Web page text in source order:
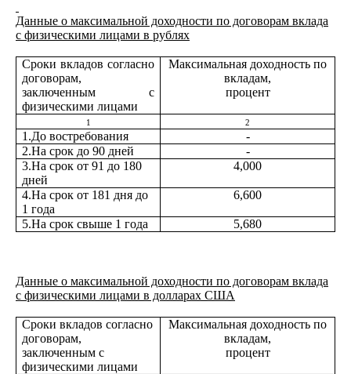
Данные о максимальной доходности по договорам вклада
с физическими лицами в рублях
Сроки вкладов согласно
договорам,
заключенным с
физическими лицами
Максимальная доходность по
вкладам,
процент
1 2
1.До востребования
-
2.На срок до 90 дней
-
3.На срок от 91 до 180
дней
4,000
4.На срок от 181 дня до
1 года
6,600
5.На срок свыше 1 года 5,680
Данные о максимальной доходности по договорам вклада
с физическими лицами в долларах США
Сроки вкладов согласно
договорам,
заключенным с
физическими лицами
Максимальная доходность по
вкладам,
процент